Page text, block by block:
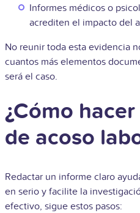
Informes médicos o
acrediten el impacto del
No reunir toda esta evidencia
cuantos más elementos
será el caso.
¿Cómo
de acoso
Redactar un informe claro
en serio y facilite la
efectivo, sigue estos pasos: